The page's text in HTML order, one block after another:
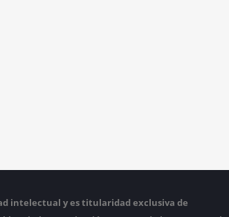
intelectual y es titularidad exclusiva de